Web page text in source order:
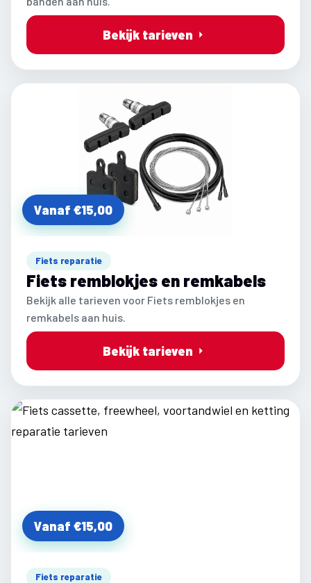
Bekijk tarieven
Vanaf €15,00
Fiets reparatie
Fiets remblokjes en remkabels
Bekijk alle tarieven voor Fiets remblokjes en
remkabels aan huis.
Bekijk tarieven
Vanaf €15,00
Fiets reparatie